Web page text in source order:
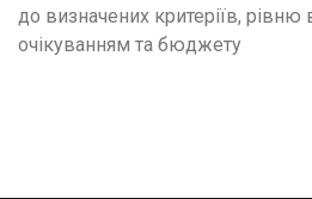
до визначених критеріїв, рівню
очікуванням та бюджету